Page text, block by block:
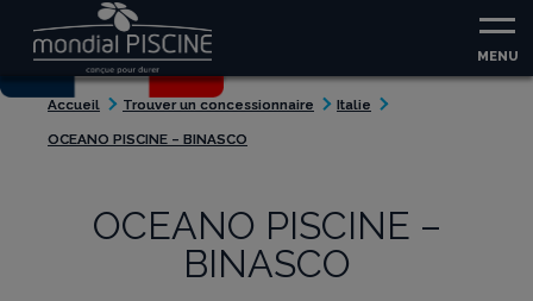
MENU
Accueil Trouver un concessionnaire Italie
OCEANO PISCINE – BINASCO
OCEANO PISCINE –
BINASCO